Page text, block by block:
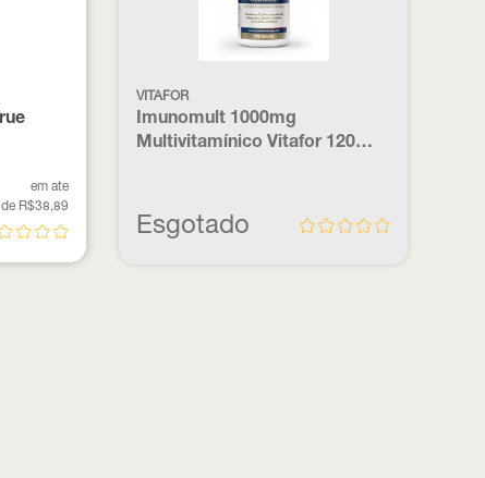
em ate
R$38,89
VITAFOR
Imunomult 1000mg
Multivitamínico Vitafor 120
Esgotado